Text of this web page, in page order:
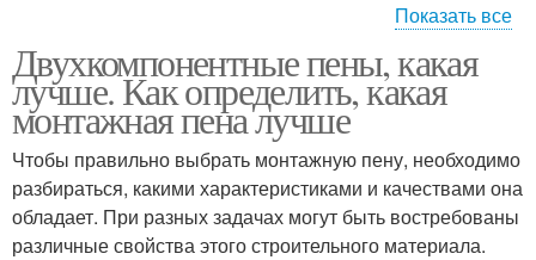
краска
калоприемники
Двухкомпонентные
тарифы
Двухкомпонентный
тариф
Показать все
Двухкомпонентные пены, какая
лучше. Как определить, какая
монтажная пена лучше
Чтобы правильно выбрать монтажную пену, необходимо
разбираться, какими характеристиками и качествами она
обладает. При разных задачах могут быть востребованы
различные свойства этого строительного материала.